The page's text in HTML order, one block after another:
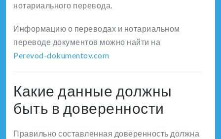
нотариального перевода.
Информацию о переводах и нотариальном
переводе документов можно найти на
Perevod-dokumentov.com
Какие данные должны
быть в доверенности
Правильно составленная доверенность должна